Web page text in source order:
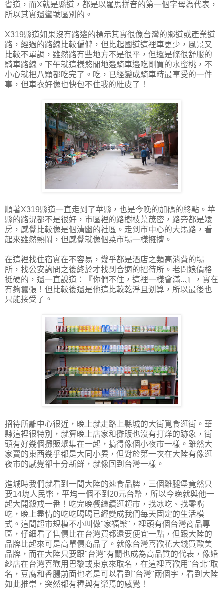
省道，而X就是縣道，都是以羅馬拼音的第一個字母為代表，
所以其實還蠻號區別的。
X319縣道如果沒有路邊的標示其實很像台灣的鄉道或產業道
路，經過的路線比較偏僻，但比起國道這裡車更少，風景又
比較不單調，雖然路有些地方不是很平，但還是條很舒服的
騎車路線。下午就這樣悠閒地邊騎車邊吃剛買的水蜜桃，不
小心就把八顆都吃完了。吃，已經變成騎車時最享受的一件
事，但車衣好像也快包不住我的肚皮了！
順著X319縣道一直走到了華縣，也是今晚的加碼的終點。華
縣的路況都不是很好，市區裡的路樹枝葉茂密，路旁都是矮
房，感覺比較像是個清幽的社區。走到市中心的大馬路，看
起來雖然熱鬧，但感覺就像個菜市場一樣擁擠。
在這裡找住宿實在不容易，幾乎都是酒店之類高消費的場
所，找公安詢問之後終於才找到合適的招待所。老闆娘價格
挺硬的，還一直說道：『你們不住，這裡一樣會滿...』，實在
有夠囂張！但比較後還是他這比較乾淨且划算，所以最後也
只能接受了。
招待所離中心很近，晚上就走路上縣城的大街覓食逛街。華
縣這裡很特別，就算晚上店家和攤販也沒有打烊的跡象，街
頭有好幾個攤販聚集在一起，搞得像個小夜市一樣。雖然大
家賣的東西幾乎都是大同小異，但對於第一次在大陸有像逛
夜市的感覺卻十分新鮮，就像回到台灣一樣。
進城時我們就看到一間大陸的速食品牌，三個雞腿堡竟然只
要14塊人民幣，平均一個不到20元台幣，所以今晚就與他一
起大開殺戒一番！吃完晚餐繼續逛超市，找冰吃、找零嘴
吃，晚上盡情的吃吃喝喝已經變成我們每天固定的生活模
式。這間超市規模不小叫做"家福樂"，裡頭有個台灣商品專
區，仔細看了售價比在台灣買都還要便宜一點，但跟大陸的
品牌比起來可是高單價商品了。就像台灣喜歡花大錢買歐美
品牌，而在大陸只要跟"台灣"有關也成為高品質的代表，像婚
紗店在台灣喜歡用巴黎或東京來取名，在這裡喜歡用"台北"取
名，豆腐和香腸前面也老是可以看到"台灣"兩個字，看到大陸
如此推崇，突然都有種與有榮焉的感覺！